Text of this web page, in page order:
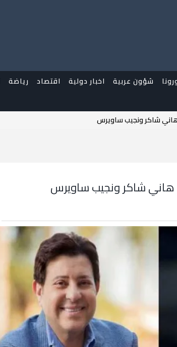
شؤون عربية اخبار دولية اقتصاد رياضة
شاكر ونجيب ساويرس
هاني شاكر ونجيب ساويرس